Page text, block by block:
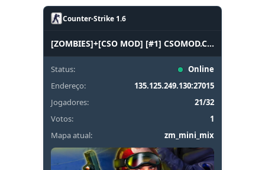
Counter-Strike 1.6
[ZOMBIES]+[CSO MOD] [#1] CSOMOD.COM [since 2012]
Status:
Online
Endereço:
135.125.249.130:27015
Jogadores:
21/32
Votos:
1
Mapa atual:
zm_mini_mix